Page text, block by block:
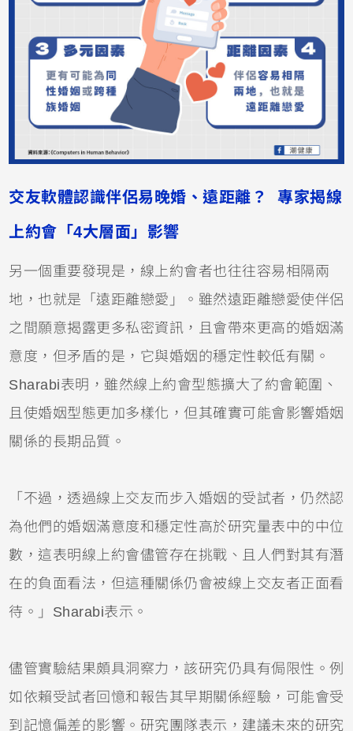
交友軟體認識伴侶易晚婚、遠距離？ 專家揭線
上約會「4大層面」影響
另一個重要發現是，線上約會者也往往容易相隔兩
地，也就是「遠距離戀愛」。雖然遠距離戀愛使伴侶
之間願意揭露更多私密資訊，且會帶來更高的婚姻滿
意度，但矛盾的是，它與婚姻的穩定性較低有關。
Sharabi表明，雖然線上約會型態擴大了約會範圍、
且使婚姻型態更加多樣化，但其確實可能會影響婚姻
關係的長期品質。
「不過，透過線上交友而步入婚姻的受試者，仍然認
為他們的婚姻滿意度和穩定性高於研究量表中的中位
數，這表明線上約會儘管存在挑戰、且人們對其有潛
在的負面看法，但這種關係仍會被線上交友者正面看
待。」Sharabi表示。
儘管實驗結果頗具洞察力，該研究仍具有侷限性。例
如依賴受試者回憶和報告其早期關係經驗，可能會受
到記憶偏差的影響。研究團隊表示，建議未來的研究